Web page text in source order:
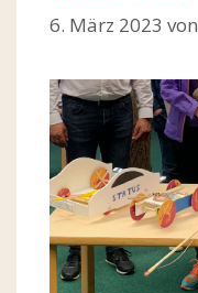
6. März 2023 von